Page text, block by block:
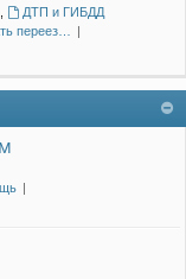
ДТП и ГИБДД
переез…